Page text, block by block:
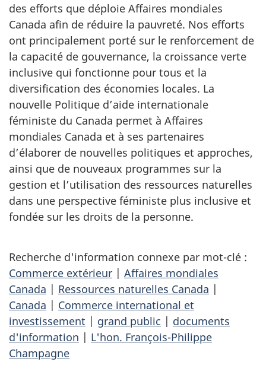
des efforts que déploie Affaires mondiales
Canada afin de réduire la pauvreté. Nos efforts
ont principalement porté sur le renforcement de
la capacité de gouvernance, la croissance verte
inclusive qui fonctionne pour tous et la
diversification des économies locales. La
nouvelle Politique d’aide internationale
féministe du Canada permet à Affaires
mondiales Canada et à ses partenaires
d’élaborer de nouvelles politiques et approches,
ainsi que de nouveaux programmes sur la
gestion et l’utilisation des ressources naturelles
dans une perspective féministe plus inclusive et
fondée sur les droits de la personne.
Recherche d'information connexe par mot-clé :
Commerce extérieur | Affaires mondiales
Canada | Ressources naturelles Canada |
Canada | Commerce international et
investissement | grand public | documents
d'information | L'hon. François-Philippe
Champagne